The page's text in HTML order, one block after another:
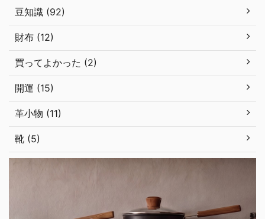
豆知識 (92)
財布 (12)
買ってよかった (2)
開運 (15)
革小物 (11)
靴 (5)